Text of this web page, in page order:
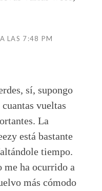
LAS 7:48 PM
sí, supongo
vueltas
La
está bastante
tiempo.
ha ocurrido a
más cómodo